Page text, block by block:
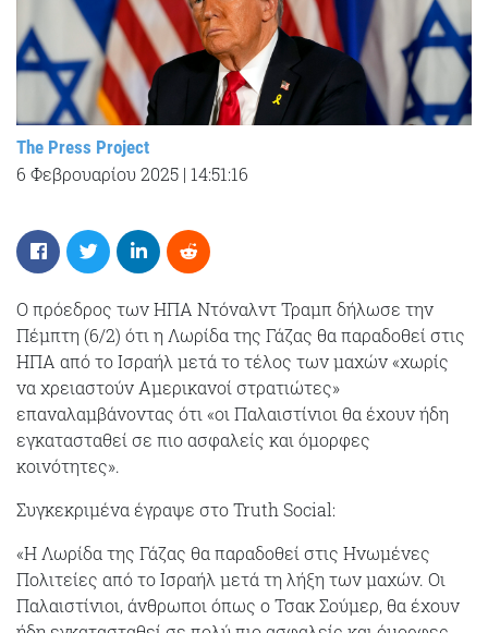
The Press Project
6 Φεβρουαρίου 2025 | 14:51:16
Ο πρόεδρος των ΗΠΑ Ντόναλντ Τραμπ δήλωσε την
Πέμπτη (6/2) ότι η Λωρίδα της Γάζας θα παραδοθεί στις
ΗΠΑ από το Ισραήλ μετά το τέλος των μαχών «χωρίς
να χρειαστούν Αμερικανοί στρατιώτες»
επαναλαμβάνοντας ότι «οι Παλαιστίνιοι θα έχουν ήδη
εγκατασταθεί σε πιο ασφαλείς και όμορφες
κοινότητες».
Συγκεκριμένα έγραψε στο Truth Social:
«Η Λωρίδα της Γάζας θα παραδοθεί στις Ηνωμένες
Πολιτείες από το Ισραήλ μετά τη λήξη των μαχών. Οι
Παλαιστίνιοι, άνθρωποι όπως ο Τσακ Σούμερ, θα έχουν